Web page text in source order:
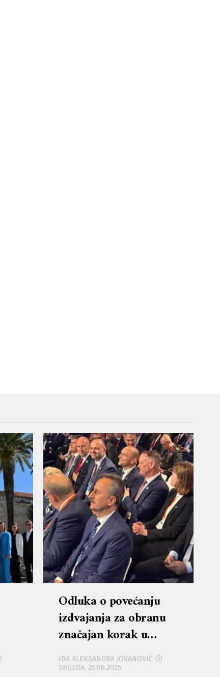
Odluka o povećanju
izdvajanja za obranu
značajan korak u
jačanju sigurnosti i
obrambene
IDA ALEKSANDRA JOVANOVIĆ
SRIJEDA, 25.06.2025.